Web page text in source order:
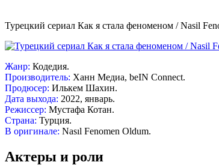
Турецкий сериал Как я стала феноменом / Nasil
Жанр: Кодедия.
Производитель: Ханн Медиа, beIN Connect.
Продюсер: Илькем Шахин.
Дата выхода: 2022, январь.
Режиссер: Мустафа Котан.
Страна: Турция.
В оригинале: Nasıl Fenomen Oldum.
Актеры и роли